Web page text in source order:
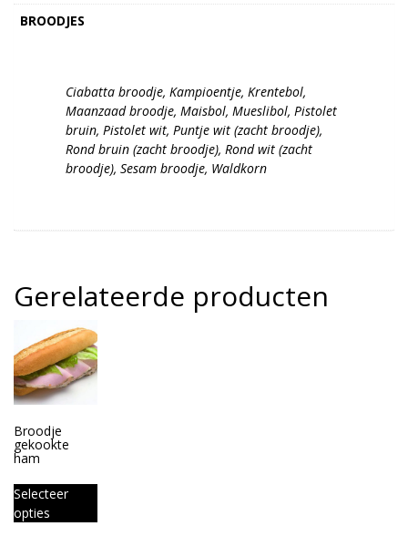
BROODJES
Ciabatta broodje, Kampioentje, Krentebol,
Maanzaad broodje, Maisbol, Mueslibol, Pistolet
bruin, Pistolet wit, Puntje wit (zacht broodje),
Rond bruin (zacht broodje), Rond wit (zacht
broodje), Sesam broodje, Waldkorn
Gerelateerde producten
Broodje
gekookte
ham
Selecteer
opties